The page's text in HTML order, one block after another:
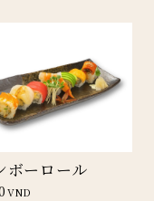
ボーロール
VND